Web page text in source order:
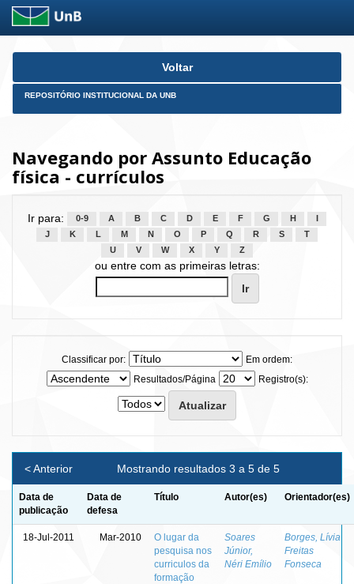
Skip
Voltar
REPOSITÓRIO INSTITUCIONAL DA UNB
Navegando por Assunto Educação
física - currículos
Ir para: 0-9 A B C D E F G H
J
K L M N O P Q R S
T
U
V W X Y Z
ou entre com as primeiras letras:
Classificar por:
Em ordem:
Resultados/Página
Registro(s):
Mostrando resultados 3 a 5 de 5
< Anterior
Data de
publicação
Data de
defesa
Título Autor(es) Orientador(es)
18-Jul-2011 Mar-2010
O lugar da
pesquisa nos
curriculos da
formação
Soares
Júnior,
Néri Emílio
Borges, Lívia
Freitas
Fonseca